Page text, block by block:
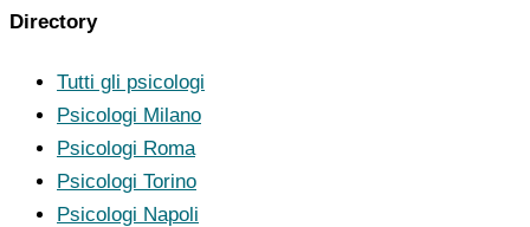
Directory
Tutti gli psicologi
Psicologi Milano
Psicologi Roma
Psicologi Torino
Psicologi Napoli